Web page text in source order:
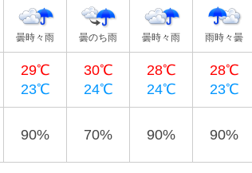
曇時々雨 曇のち雨 曇時々雨 雨時々曇
29℃
23℃
30℃
24℃
28℃
24℃
28℃
23℃
90% 70% 90% 90%